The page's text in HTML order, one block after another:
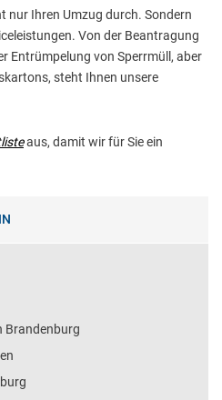
nur Ihren Umzug durch. Sondern
Von der Beantragung
Entrümpelung von Sperrmüll, aber
steht Ihnen unsere
aus, damit wir für Sie ein
Brandenburg